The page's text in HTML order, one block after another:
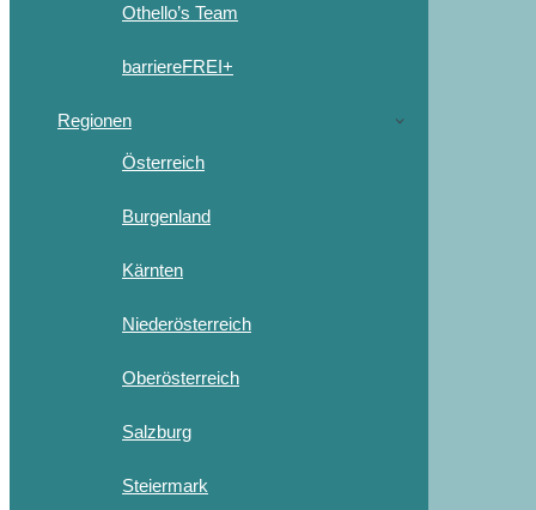
Othello’s Team
barriereFREI+
Regionen
Österreich
Burgenland
Kärnten
Niederösterreich
Oberösterreich
Salzburg
Steiermark